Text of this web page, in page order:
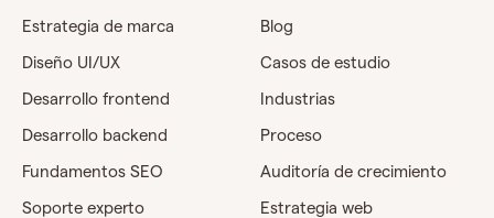
Estrategia de marca
Diseño UI/UX
Desarrollo frontend
Desarrollo backend
Fundamentos SEO
Soporte experto
Blog
Casos de estudio
Industrias
Proceso
Auditoría de crecimiento
Estrategia web